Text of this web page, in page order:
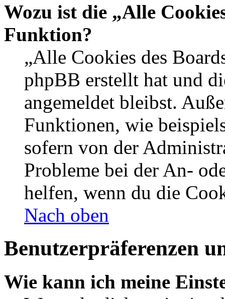
Wozu ist die „Alle
Funktion?
„Alle Cookies des
phpBB erstellt hat und
angemeldet bleibst.
Funktionen, wie
sofern von der
Probleme bei der An-
helfen, wenn du die
Nach oben
Benutzerpräferenzen
Wie kann ich meine